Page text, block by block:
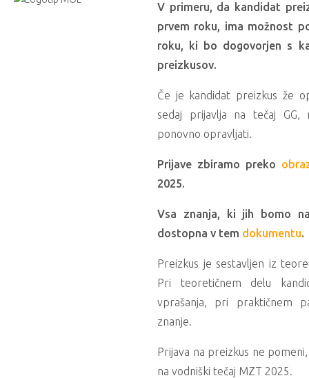
V primeru, da kandidat
prvem roku, ima možnost
roku, ki bo dogovorjen s
preizkusov.
Če je kandidat preizkus že
sedaj prijavlja na tečaj
ponovno opravljati.
Prijave zbiramo preko
2025.
Vsa znanja, ki jih bomo
dostopna v tem dokumentu.
Preizkus je sestavljen iz
Pri teoretičnem delu
vprašanja, pri praktičnem
znanje.
Prijava na preizkus ne
na vodniški tečaj MZT 2025.